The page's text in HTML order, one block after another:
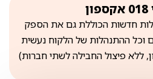
חדשות הכוללת גם את הספק
ההתנהלות של הלקוח נעשית